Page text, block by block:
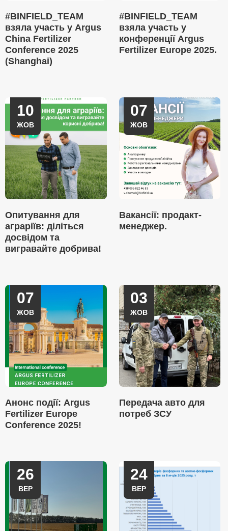
#BINFIELD_TEAM
взяла участь у Argus
China Fertilizer
Conference 2025
(Shanghai)
#BINFIELD_TEAM
взяла участь у
конференції Argus
Fertilizer Europe 2025.
10
ЖОВ
Опитування для
аграріїв: діліться
досвідом та
вигравайте добрива!
07
ЖОВ
Вакансії: продакт-
менеджер.
07
ЖОВ
Анонс події: Argus
Fertilizer Europe
Conference 2025!
03
ЖОВ
Передача авто для
потреб ЗСУ
26
ВЕР
24
ВЕР